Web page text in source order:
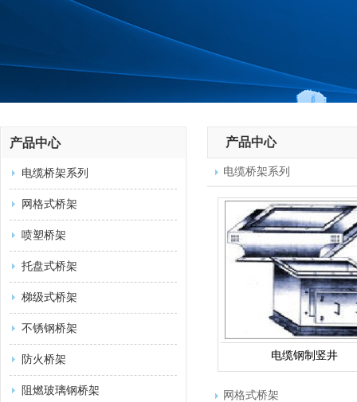
产品中心
电缆桥架系列
网格式桥架
喷塑桥架
托盘式桥架
梯级式桥架
不锈钢桥架
防火桥架
阻燃玻璃钢桥架
产品中心
电缆桥架系列
电缆钢制竖井
网格式桥架